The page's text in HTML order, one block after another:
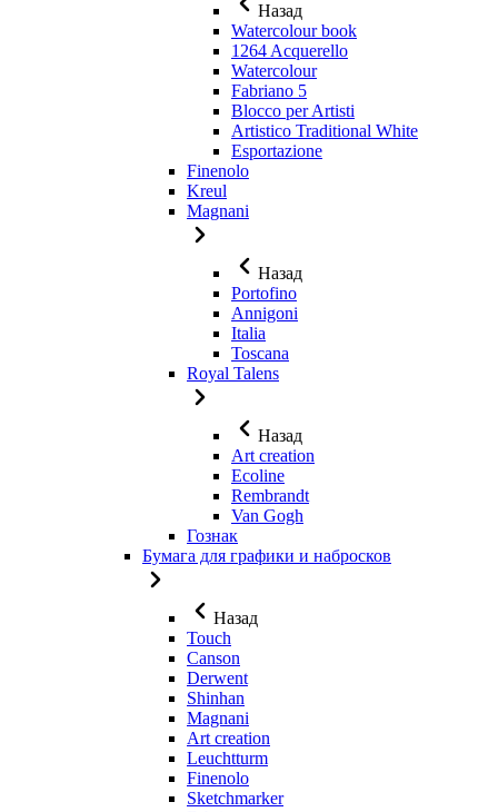
Назад
Watercolour book
1264 Acquerello
Watercolour
Fabriano 5
Blocco per Artisti
Artistico Traditional White
Esportazione
Finenolo
Kreul
Magnani
Назад
Portofino
Annigoni
Italia
Toscana
Royal Talens
Назад
Art creation
Ecoline
Rembrandt
Van Gogh
Гознак
Бумага для графики и набросков
Назад
Touch
Canson
Derwent
Shinhan
Magnani
Art creation
Leuchtturm
Finenolo
Sketchmarker